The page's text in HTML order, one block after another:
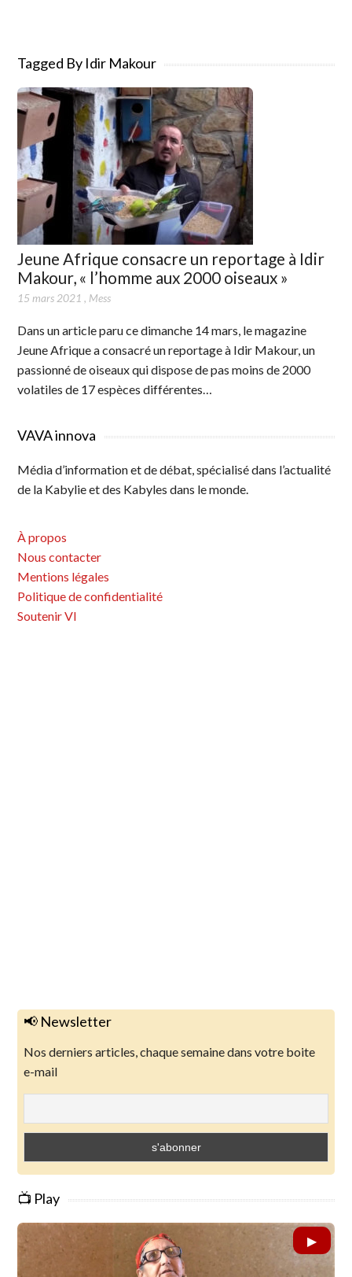
Tagged By Idir Makour
Jeune Afrique consacre un reportage à Idir
Makour, « l’homme aux 2000 oiseaux »
15 mars 2021 , Mess
Dans un article paru ce dimanche 14 mars, le magazine
Jeune Afrique a consacré un reportage à Idir Makour, un
passionné de oiseaux qui dispose de pas moins de 2000
volatiles de 17 espèces différentes…
VAVA innova
Média d’information et de débat, spécialisé dans l’actualité
de la Kabylie et des Kabyles dans le monde.
À propos
Nous contacter
Mentions légales
Politique de confidentialité
Soutenir VI
📢 Newsletter
Nos derniers articles, chaque semaine dans votre boite
e-mail
📺 Play